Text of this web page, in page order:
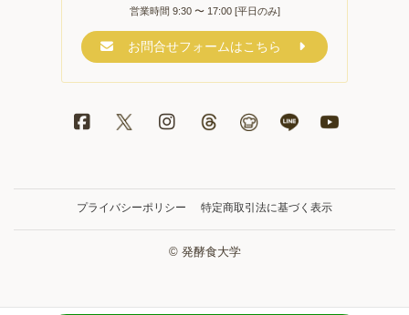
営業時間 9:30 〜 17:00 [平日のみ]
お問合せフォームはこちら
プライバシーポリシー 特定商取引法に基づく表示
© 発酵食大学